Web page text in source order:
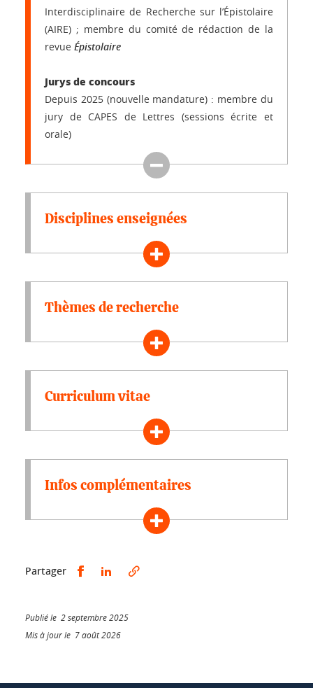
Interdisciplinaire de Recherche sur l’Épistolaire
(AIRE) ; membre du comité de rédaction de la
revue Épistolaire
Jurys de concours
Depuis 2025 (nouvelle mandature) : membre du
jury de CAPES de Lettres (sessions écrite et
orale)
Disciplines enseignées
Thèmes de recherche
Curriculum vitae
Infos complémentaires
Partager Partager sur Facebook
Partager sur LinkedIn
Publié le 2 septembre 2025
Mis à jour le 7 août 2026